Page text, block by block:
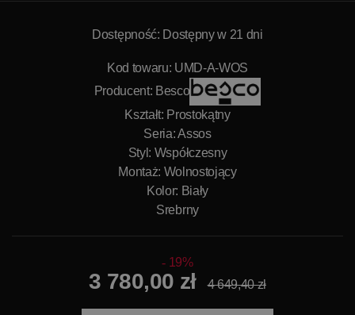
Dostępność: Dostępny w 21 dni
Kod towaru: UMD-A-WOS
Producent: Besco
Kształt: Prostokątny
Seria: Assos
Styl: Współczesny
Montaż: Wolnostojący
Kolor: Biały
Srebrny
19%
3 780,00 zł 4 649,40 zł